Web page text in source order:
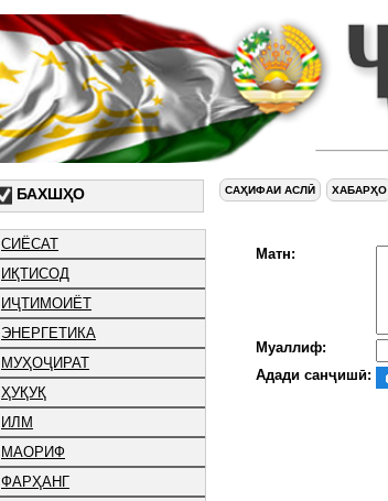
БАХШҲО
СИЁСАТ
ИҚТИСОД
ИҶТИМОИЁТ
ЭНЕРГЕТИКА
МУҲОҶИРАТ
ҲУҚУҚ
ИЛМ
МАОРИФ
ФАРҲАНГ
САҲИФАИ АСЛӢ ХАБАРҲО
Матн:
Муаллиф:
Адади санҷишӣ: